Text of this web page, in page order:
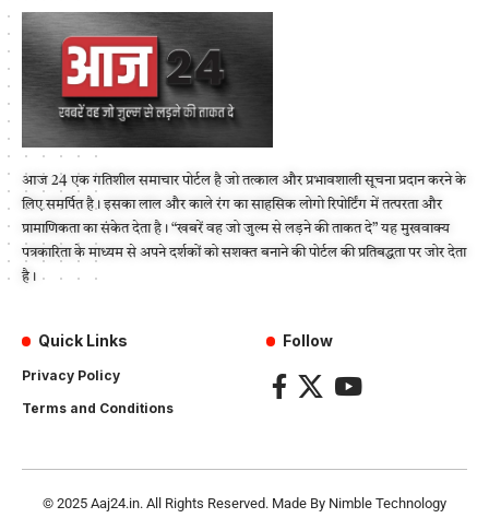
आज 24 एक गतिशील समाचार पोर्टल है जो तत्काल और प्रभावशाली सूचना प्रदान करने के
लिए समर्पित है। इसका लाल और काले रंग का साहसिक लोगो रिपोर्टिंग में तत्परता और
प्रामाणिकता का संकेत देता है। “खबरें वह जो जुल्म से लड़ने की ताकत दे” यह मुखवाक्य
पत्रकारिता के माध्यम से अपने दर्शकों को सशक्त बनाने की पोर्टल की प्रतिबद्धता पर जोर देता
है।
Quick Links
Privacy Policy
Terms and Conditions
Follow
© 2025 Aaj24.in. All Rights Reserved. Made By Nimble Technology